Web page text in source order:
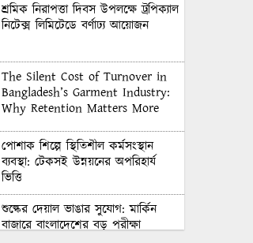
শ্রমিক নিরাপত্তা দিবস উপলক্ষে ট্রপিক্যাল
নিটেক্স লিমিটেডে বর্ণাঢ্য আয়োজন
The Silent Cost of Turnover in
Bangladesh’s Garment Industry:
Why Retention Matters More
পোশাক শিল্পে স্থিতিশীল কর্মসংস্থান
ব্যবস্থা: টেকসই উন্নয়নের অপরিহার্য
ভিত্তি
শুল্কের দেয়াল ভাঙার সুযোগ: মার্কিন
বাজারে বাংলাদেশের বড় পরীক্ষা